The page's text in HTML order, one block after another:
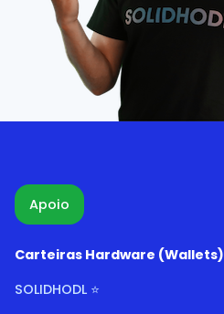
Apoio
Carteiras Hardware (Wallets)
SOLIDHODL ⭐